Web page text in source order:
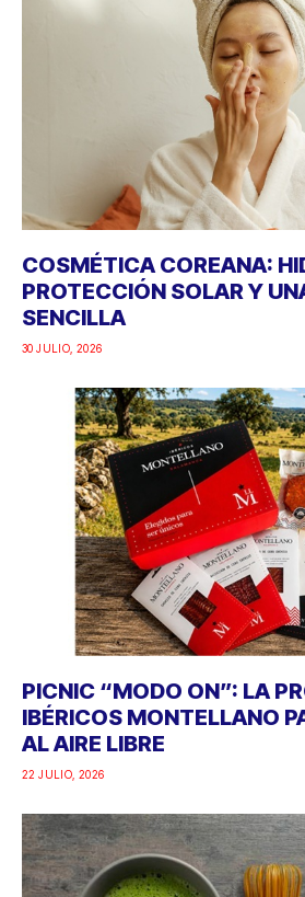
COSMÉTICA COREANA:
PROTECCIÓN SOLAR Y
SENCILLA
30 JULIO, 2026
PICNIC “MODO ON”: LA
IBÉRICOS MONTELLANO
AL AIRE LIBRE
22 JULIO, 2026